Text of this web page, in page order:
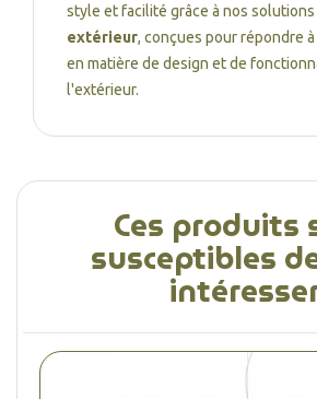
style et facilité grâce à nos solutions
extérieur, conçues pour répondre
en matière de design et de
l'extérieur.
Ces produits
susceptibles